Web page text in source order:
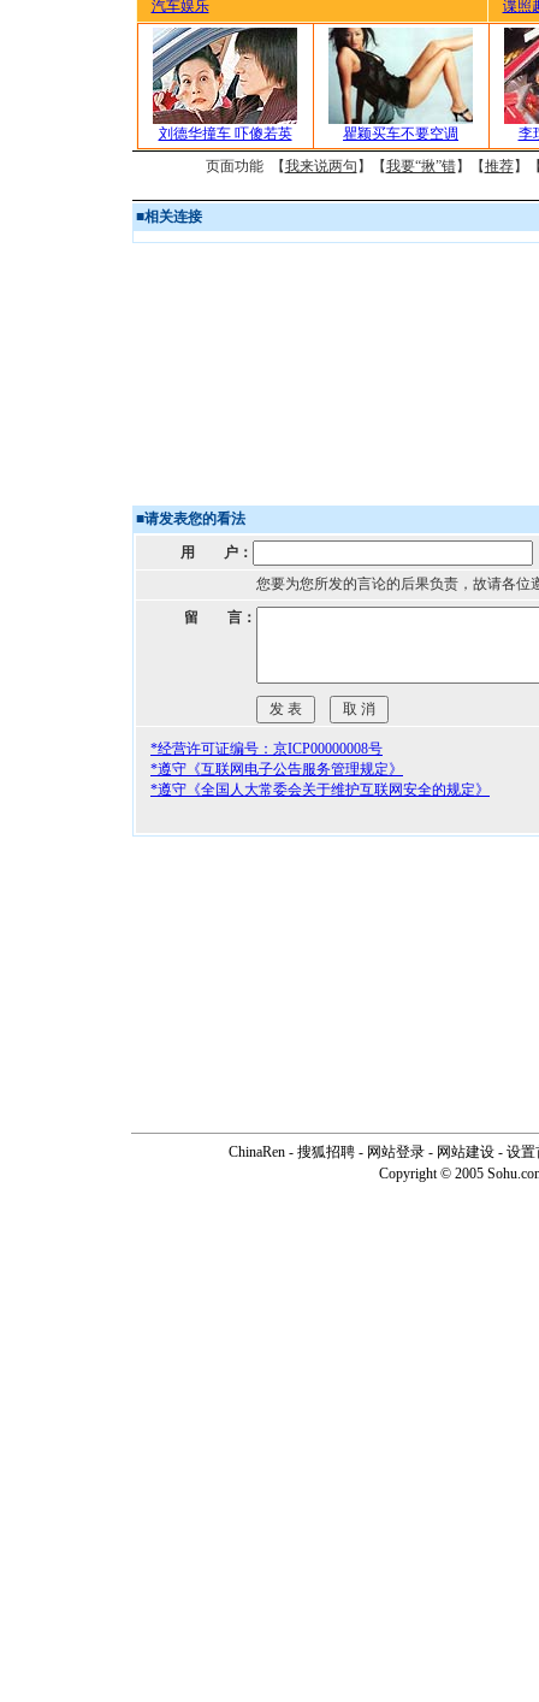
汽车娱乐
谍照
刘德华撞车 吓傻若英 瞿颖买车不要空调
李
页面功能 【我来说两句 】【我要“揪”错】【推荐】
■相关连接
■请发表您的看法
用 户：
您要为您所发的言论的后果负责，故请各位
留 言：
*经营许可证编号：京ICP00000008号
*遵守《互联网电子公告服务管理规定》
*遵守《全国人大常委会关于维护互联网安全的规定》
ChinaRen - 搜狐招聘 - 网站登录 - 网站建设 - 设置
Copyright © 2005